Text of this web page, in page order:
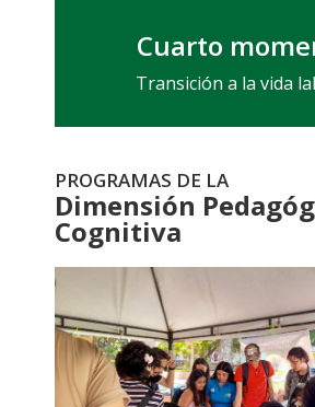
Cuarto
Transición a la vida
PROGRAMAS DE LA
Dimensión
Cognitiva